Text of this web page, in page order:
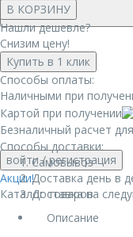
войти/ регистрация
Акции!
Каталог товаров
В КОРЗИНУ
Нашли дешевле?
Снизим цену!
Купить в 1 клик
Способы оплаты:
Наличными при
Картой при получении
Безналичный расчет
Способы доставки:
Самовывоз
Доставка день в
Доставка на
Описание